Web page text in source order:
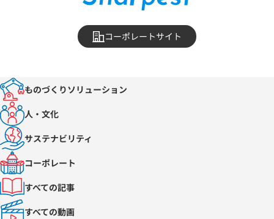
コーポレートサイト
ものづくりソリューション
人・文化
サステナビリティ
コーポレート
すべての記事
すべての動画